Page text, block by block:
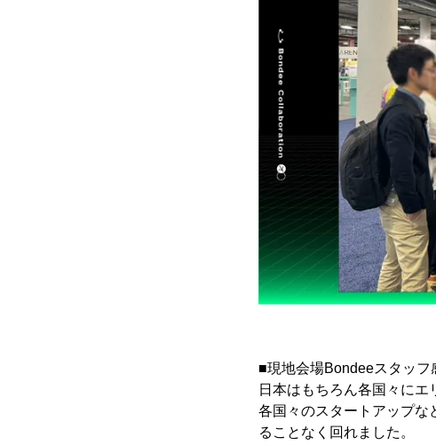
■現地会場Bondeeスタッフ
日本はもちろん各国々にエ
各国々のスタートアップな
ることなく回れました。